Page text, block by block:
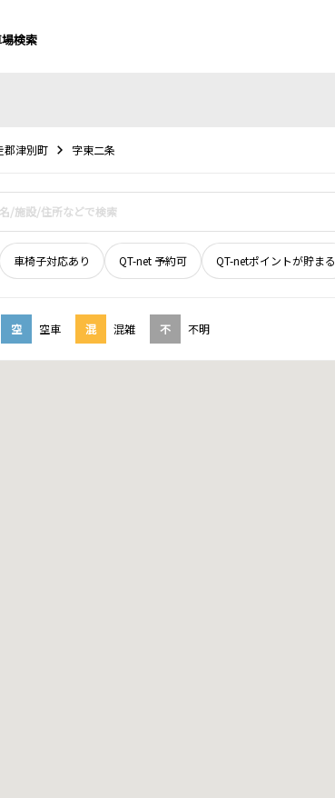
検索
郡津別町 字東二条
車椅子対応あり QT-net 予約可 QT-netポイントが貯まる
空 空車 混 混雑 不 不明